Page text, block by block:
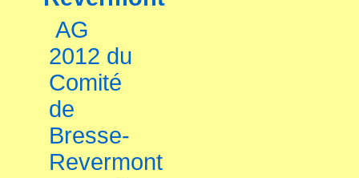
AG
2012 du
Comité
de
Bresse-
Revermont